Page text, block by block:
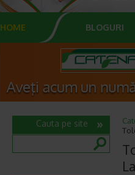
HOME BLOGURI
Cauta pe site